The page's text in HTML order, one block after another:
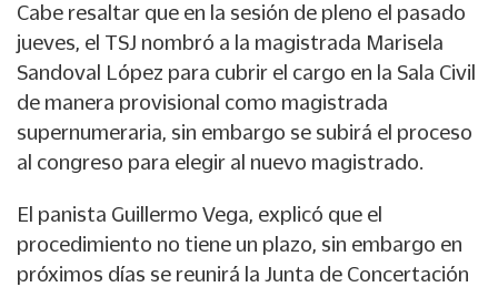
Cabe resaltar que en la sesión de pleno el pasado
jueves, el TSJ nombró a la magistrada Marisela
Sandoval López para cubrir el cargo en la Sala Civil
de manera provisional como magistrada
supernumeraria, sin embargo se subirá el proceso
al congreso para elegir al nuevo magistrado.
El panista Guillermo Vega, explicó que el
procedimiento no tiene un plazo, sin embargo en
próximos días se reunirá la Junta de Concertación